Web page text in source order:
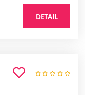
DETAIL